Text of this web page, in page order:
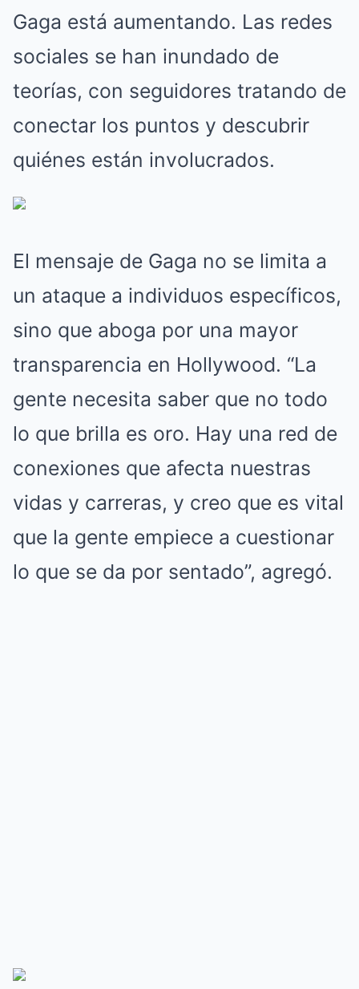
Gaga está aumentando. Las redes
sociales se han inundado de
teorías, con seguidores tratando de
conectar los puntos y descubrir
quiénes están involucrados.
El mensaje de Gaga no se limita a
un ataque a individuos específicos,
sino que aboga por una mayor
transparencia en Hollywood. “La
gente necesita saber que no todo
lo que brilla es oro. Hay una red de
conexiones que afecta nuestras
vidas y carreras, y creo que es vital
que la gente empiece a cuestionar
lo que se da por sentado”, agregó.